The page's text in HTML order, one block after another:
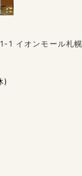
1 イオンモール札
)